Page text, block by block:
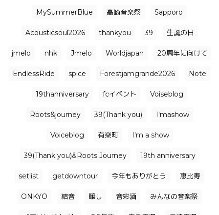
MySummerBlue 高崎音楽祭 Sapporo
Acousticsoul2026 thankyou 39 生誕の日
jmelo nhk Jmelo Worldjapan 20周年に向けて
EndlessRide spice Forestjamgrande2026 Note
19thanniversary fcイベント Voiseblog
Roots&journey 39(Thank you) I'mashow
Voiceblog 有楽町 I'm a show
39(Thank you)&Roots Journey 19th anniversary
setlist getdowntour 今年もありがとう 恵比寿
ONKYO 結音 醸し 音彩酒 みんなの音楽祭